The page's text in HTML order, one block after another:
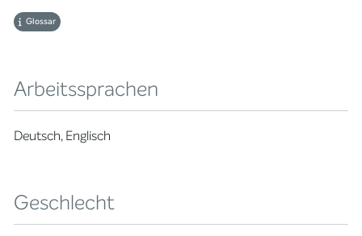
Glossar
Arbeitssprachen
Deutsch, Englisch
Geschlecht